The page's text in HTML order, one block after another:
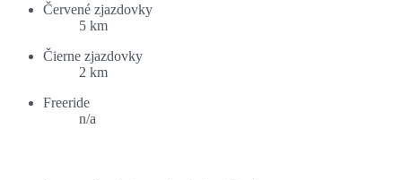
Červené zjazdovky
5 km
Čierne zjazdovky
2 km
Freeride
n/a